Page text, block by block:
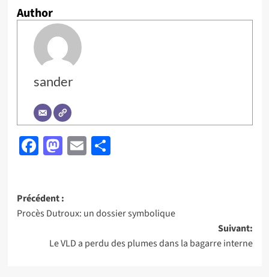
Author
sander
Facebook
Mastodon
EmailPartager
Navigation
d’article
Précédent :
Procès Dutroux: un dossier symbolique
Suivant:
Le VLD a perdu des plumes dans la bagarre interne